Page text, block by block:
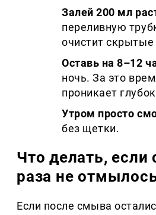
Залей 200 мл
переливную
очистит скрытые
Оставь на 8–12
ночь. За это
проникает
Утром просто
без щетки.
Что делать, если
раза не
Если после смыва